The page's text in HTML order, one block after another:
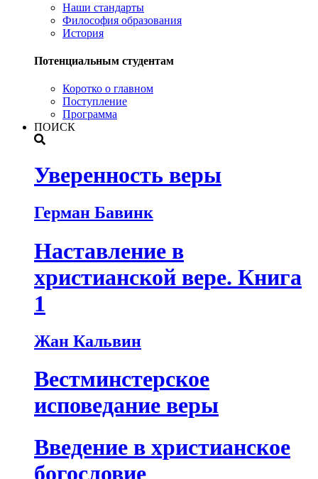
Наши стандарты
Философия образования
История
Потенциальным студентам
Коротко о главном
Поступление
Программа
ПОИСК
Уверенность веры
Герман Бавинк
Наставление в
христианской вере. Книга
1
Жан Кальвин
Вестминстерское
исповедание веры
Введение в христианское
богословие